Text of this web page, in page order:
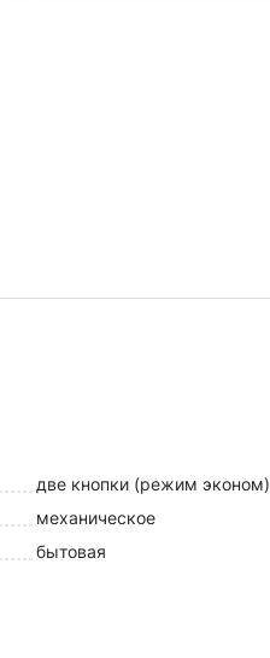
две кнопки (режим эконом)
механическое
бытовая